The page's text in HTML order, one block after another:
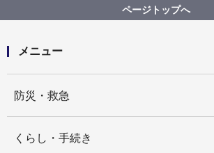
東野台小川アメニティページトップへ
メニュー
防災・救急
くらし・手続き